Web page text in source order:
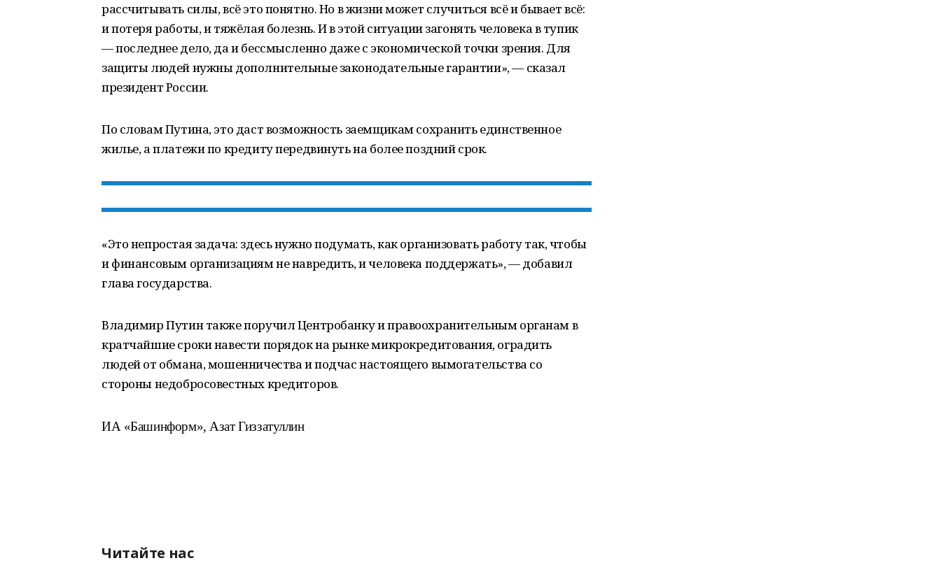
рассчитывать силы, всё это понятно. Но в жизни может случиться всё и бывает всё:
и потеря работы, и тяжёлая болезнь. И в этой ситуации загонять человека в тупик
— последнее дело, да и бессмысленно даже с экономической точки зрения. Для
защиты людей нужны дополнительные законодательные гарантии», — сказал
президент России.
По словам Путина, это даст возможность заемщикам сохранить единственное
жилье, а платежи по кредиту передвинуть на более поздний срок.
«Это непростая задача: здесь нужно подумать, как организовать работу так, чтобы
и финансовым организациям не навредить, и человека поддержать», — добавил
глава государства.
Владимир Путин также поручил Центробанку и правоохранительным органам в
кратчайшие сроки навести порядок на рынке микрокредитования, оградить
людей от обмана, мошенничества и подчас настоящего вымогательства со
стороны недобросовестных кредиторов.
ИА «Башинформ», Азат Гиззатуллин
Читайте нас